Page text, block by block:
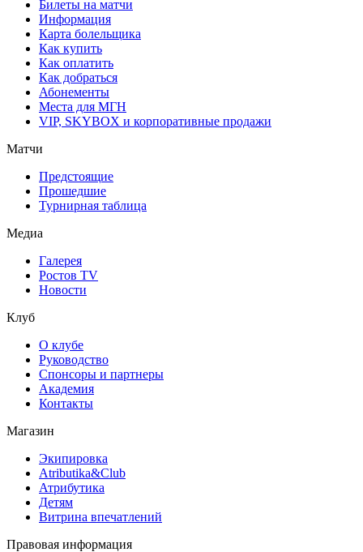
Билеты на матчи
Информация
Карта болельщика
Как купить
Как оплатить
Как добраться
Абонементы
Места для МГН
VIP, SKYBOX и корпоративные продажи
Матчи
Предстоящие
Прошедшие
Турнирная таблица
Медиа
Галерея
Ростов TV
Новости
Клуб
О клубе
Руководство
Спонсоры и партнеры
Академия
Контакты
Магазин
Экипировка
Atributika&Club
Атрибутика
Детям
Витрина впечатлений
Правовая информация